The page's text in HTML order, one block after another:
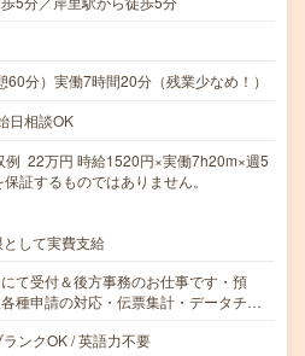
分）実働7時間20分（残業少なめ！）
日相談OK
22万円 時給1520円×実働7h20m×週5
証するものではありません。
して実費支給
て受付＆後方事務のお仕事です・預
種申請の対応・伝票集計・データチ…
ンクOK / 英語力不要